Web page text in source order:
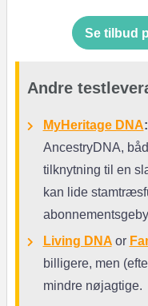
Se tilbud
Andre
MyHeritage DNA:
AncestryDNA,
tilknytning til en
kan lide
Living DNA or
billigere, men
mindre nøjagtige.